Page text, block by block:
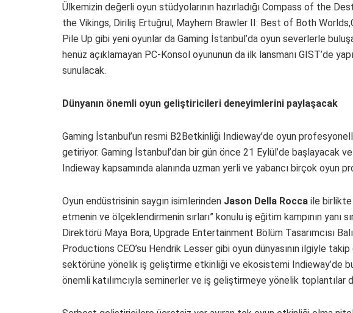
Ülkemizin değerli oyun stüdyolarının hazırladığı Compass of the
the Vikings, Diriliş Ertuğrul, Mayhem Brawler II: Best of Both
Pile Up gibi yeni oyunlar da Gaming İstanbul’da oyun severlerle
henüz açıklamayan PC-Konsol oyununun da ilk lansmanı GIST’de
sunulacak.
Dünyanın önemli oyun geliştiricileri deneyimlerini paylaşacak
Gaming İstanbul’un resmi B2Betkinliği Indieway’de oyun
getiriyor. Gaming İstanbul’dan bir gün önce 21 Eylül’de başlayacak
Indieway kapsamında alanında uzman yerli ve yabancı birçok oyun
Oyun endüstrisinin saygın isimlerinden Jason Della Rocca ile
etmenin ve ölçeklendirmenin sırları” konulu iş eğitim kampının yanı
Direktörü Maya Bora, Upgrade Entertainment Bölüm Tasarımcısı
Productions CEO’su Hendrik Lesser gibi oyun dünyasının ilgiyle
sektörüne yönelik iş geliştirme etkinliği ve ekosistemi Indieway’de
önemli katılımcıyla seminerler ve iş geliştirmeye yönelik toplantılar